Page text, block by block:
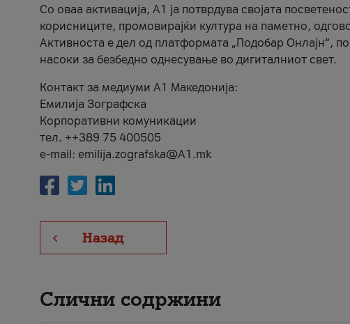
Со оваа активација, А1 ја потврдува својата
корисниците, промовирајќи култура на паметно,
Активноста е дел од платформата „Подобар Онлајн“,
насоки за безбедно однесување во дигиталниот свет.
Контакт за медиуми А1 Македонија:
Емилија Зографска
Корпоративни комуникации
тел. ++389 75 400505
e-mail: emilija.zografska@A1.mk
Назад
Слични содржини